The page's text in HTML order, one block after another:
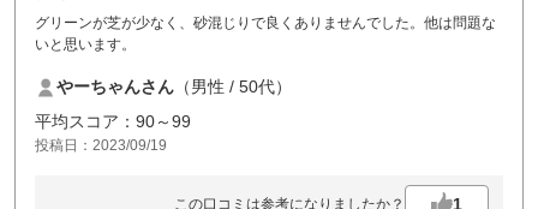
グリーンが芝が少なく、砂混じりで良くありませんでした。他は問題な
いと思います。
やーちゃんさん （男性 / 50代）
平均スコア：90～99
投稿日：2023/09/19
この口コミは参考になりましたか？ 1